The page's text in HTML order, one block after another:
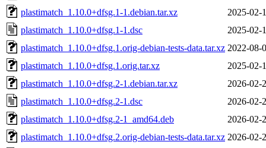
plastimatch_1.10.0+dfsg.1-1.debian.tar.xz
2025-02-
plastimatch_1.10.0+dfsg.1-1.dsc
2025-02-
plastimatch_1.10.0+dfsg.1.orig-debian-tests-data.tar.xz 2022-08-
plastimatch_1.10.0+dfsg.1.orig.tar.xz
2025-02-
plastimatch_1.10.0+dfsg.2-1.debian.tar.xz
2026-02-
plastimatch_1.10.0+dfsg.2-1.dsc
2026-02-
plastimatch_1.10.0+dfsg.2-1_amd64.deb
2026-02-
plastimatch_1.10.0+dfsg.2.orig-debian-tests-data.tar.xz 2026-02-